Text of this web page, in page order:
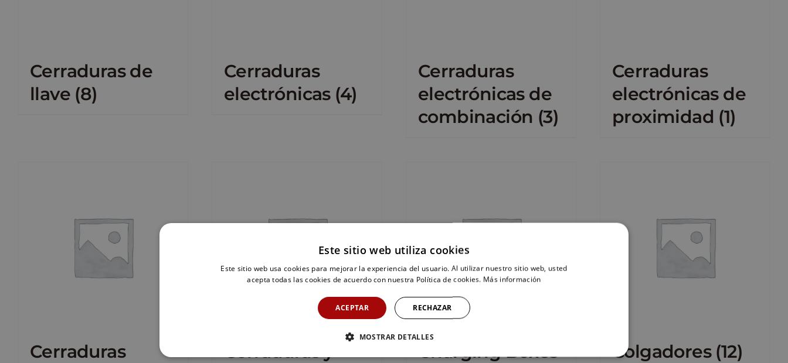
Cerraduras de
llave (8)
Cerraduras
electrónicas (4)
Cerraduras
electrónicas de
combinación (3)
Cerraduras
electrónicas de
proximidad (1)
Cerraduras
Cerraduras y
Charging Boxes
Colgadores (12)
Este sitio web utiliza cookies
Este sitio web usa cookies para mejorar la experiencia del usuario. Al utilizar nuestro sitio web, usted
acepta todas las cookies de acuerdo con nuestra Política de cookies. Más información
ACEPTAR RECHAZAR
MOSTRAR DETALLES